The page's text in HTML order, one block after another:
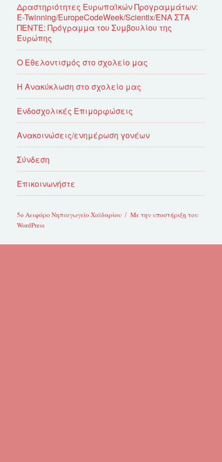
Δραστηριότητες Ευρωπαϊκών Προγραμμάτων:
E-Twinning/EuropeCodeWeek/Scientix/ΕΝΑ ΣΤΑ
ΠΕΝΤΕ: Πρόγραμμα του Συμβουλίου της
Ευρώπης
Ο Εθελοντισμός στο σχολείο μας
Η Ανακύκλωση στο σχολείο μας
Ενδοσχολικές Επιμορφώσεις
Ανακοινώσεις/ενημέρωση γονέων
Σύνδεση
Επικοινωνήστε
5ο Αειφόρο Νηπιαγωγείο Χαϊδαρίου
Με την υποστήριξη του
WordPress